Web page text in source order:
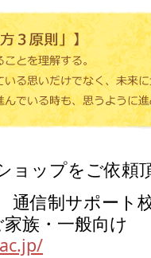
ョップをご依頼
信制サポート
族・一般向け